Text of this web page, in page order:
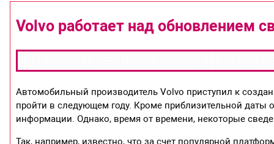
Volvo работает над обновлением
Автомобильный производитель Volvo приступил к
пройти в следующем году. Кроме приблизительной
информации. Однако, время от времени, некоторые
Так, например, известно, что за счет популярной